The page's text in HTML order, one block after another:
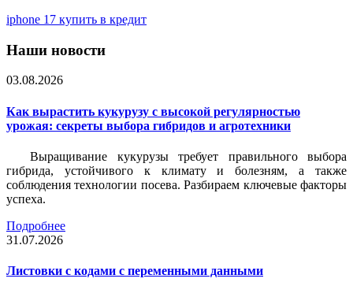
iphone 17 купить в кредит
Наши новости
03.08.2026
Как вырастить кукурузу с высокой регулярностью
урожая: секреты выбора гибридов и агротехники
Выращивание кукурузы требует правильного выбора
гибрида, устойчивого к климату и болезням, а также
соблюдения технологии посева. Разбираем ключевые факторы
успеха.
Подробнее
31.07.2026
Листовки c кодами с переменными данными